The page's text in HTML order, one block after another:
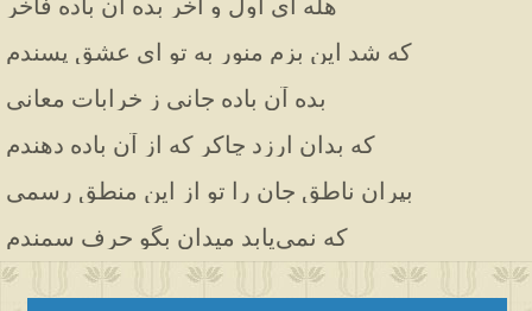
هله ای اول و آخر بده آن باده فاخر
که شد این بزم منور به تو ای عشق پسندم
بده آن باده جانی ز خرابات معانی
که بدان ارزد چاکر که از آن باده دهندم
بپران ناطق جان را تو از این منطق رسمی
که نمی‌یابد میدان بگو حرف سمندم